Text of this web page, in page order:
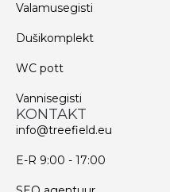
Valamusegisti
Dušikomplekt
WC pott
Vannisegisti
KONTAKT
info@treefield.eu
E-R 9:00 - 17:00